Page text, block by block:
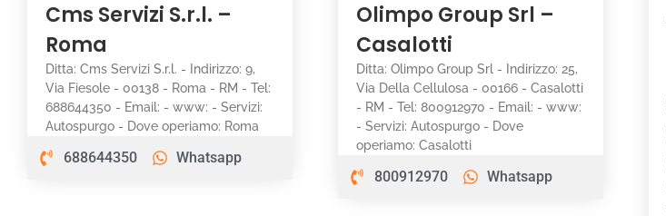
Cms Servizi S.r.l. –
Roma
Ditta: Cms Servizi S.r.l. - Indirizzo: 9,
Via Fiesole - 00138 - Roma - RM - Tel:
688644350 - Email: - www: - Servizi:
Autospurgo - Dove operiamo: Roma
688644350 Whatsapp
Olimpo Group Srl –
Casalotti
Ditta: Olimpo Group Srl - Indirizzo: 25,
Via Della Cellulosa - 00166 - Casalotti
- RM - Tel: 800912970 - Email: - www:
- Servizi: Autospurgo - Dove
operiamo: Casalotti
800912970 Whatsapp